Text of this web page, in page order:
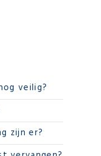
veilig?
zijn er?